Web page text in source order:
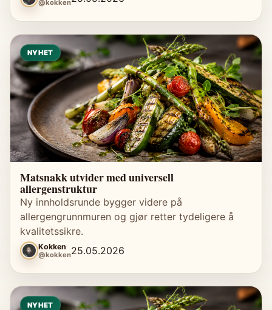
@kokken
NYHET
Matsnakk utvider med universell
allergenstruktur
Ny innholdsrunde bygger videre på
allergengrunnmuren og gjør retter tydeligere å
kvalitetssikre.
Kokken
@kokken25.05.2026
NYHET